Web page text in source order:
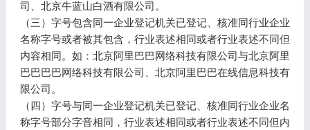
司、北京牛蓝山白酒有限公司。
（三）字号包含同一企业登记机关已登记、核准同行业企业
名称字号或者被其包含，行业表述相同或者行业表述不同但
内容相同。如：北京阿里巴巴网络科技有限公司与北京阿里
巴巴巴巴网络科技有限公司、北京阿里巴巴在线信息科技有
限公司。
（四）字号与同一企业登记机关已登记、核准同行业企业名
称字号部分字音相同，行业表述相同或者行业表述不同但内